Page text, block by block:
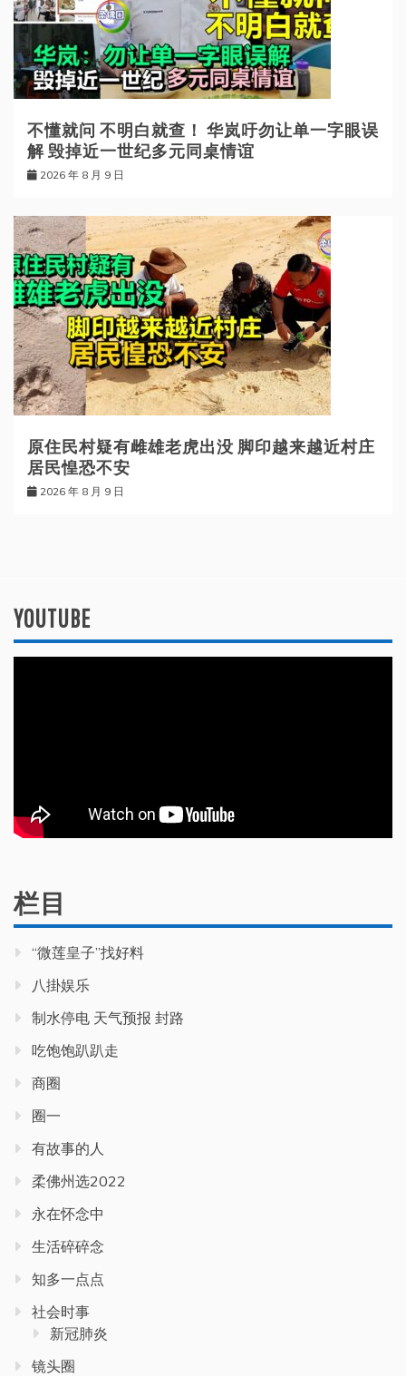
不懂就问 不明白就查！ 华岚吁勿让单一字眼误
解 毁掉近一世纪多元同桌情谊
2026 年 8 月 9 日
原住民村疑有雌雄老虎出没 脚印越来越近村庄
居民惶恐不安
2026 年 8 月 9 日
YOUTUBE
栏目
“微莲皇子”找好料
八掛娱乐
制水停电 天气预报 封路
吃饱饱趴趴走
商圈
圈一
有故事的人
柔佛州选2022
永在怀念中
生活碎碎念
知多一点点
社会时事
新冠肺炎
镜头圈